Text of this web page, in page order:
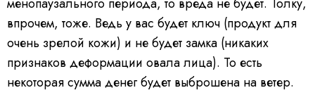
впрочем, тоже. Ведь у вас будет ключ (продукт для
очень зрелой кожи) и не будет замка (никаких
признаков деформации овала лица). То есть
некоторая сумма денег будет выброшена на ветер.